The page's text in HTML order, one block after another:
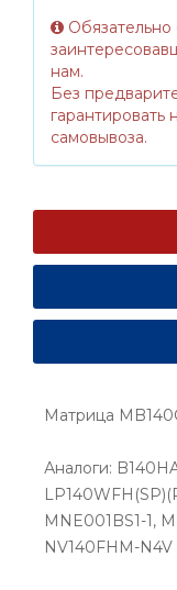
Обязательно
нам.
Без
гарантировать
самовывоза.
Матрица
Аналоги:
MNE001BS1-1,
NV140FHM-N4V